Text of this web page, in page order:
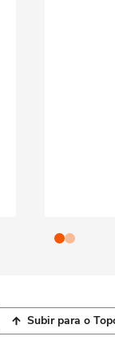
Subir para o